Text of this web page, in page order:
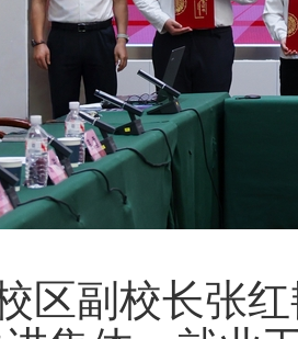
区副校长张